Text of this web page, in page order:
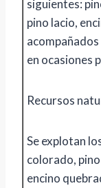
siguientes:
pino lacio,
acompañados
en ocasiones
Recursos
Se explotan
colorado,
encino